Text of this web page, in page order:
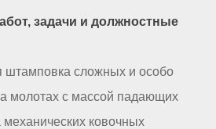
задачи и должностные
штамповка сложных и особо
молотах с массой падающих
механических ковочных